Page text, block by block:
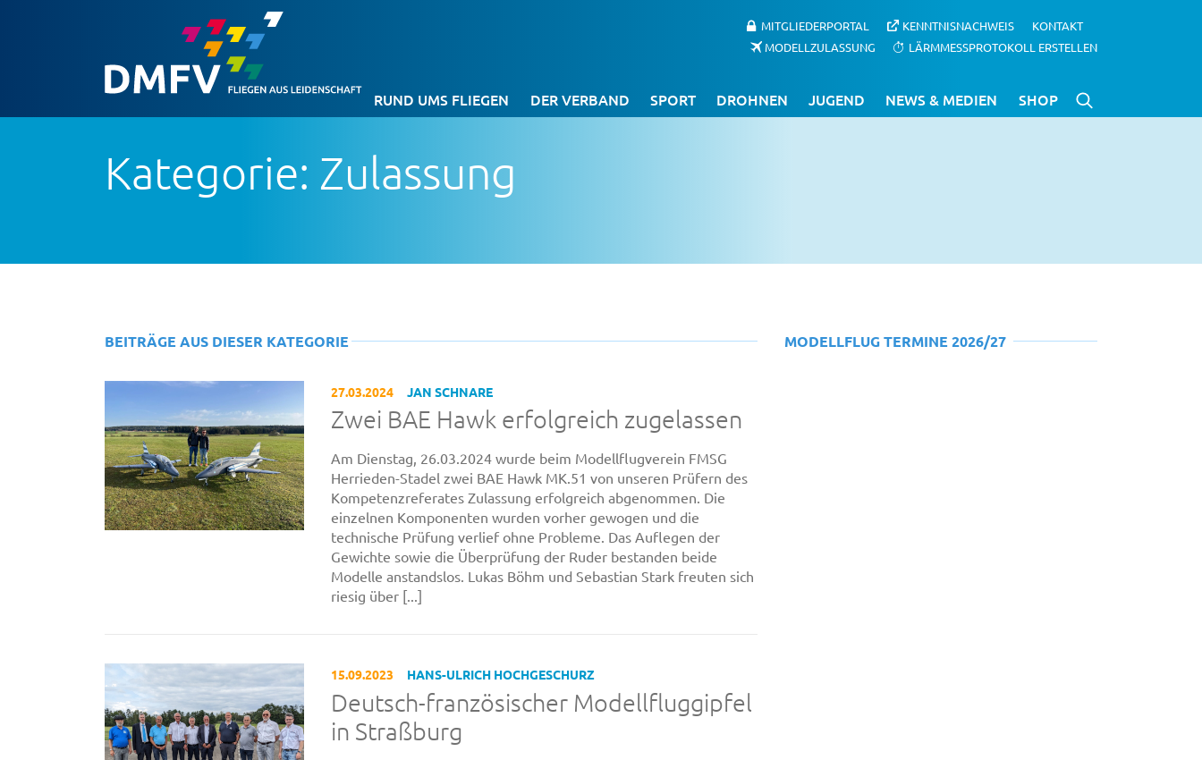
MITGLIEDERPORTAL KENNTNISNACHWEIS
KONTAKT
MODELLZULASSUNG
LÄRMMESSPROTOKOLL ERSTELLEN
RUND UMS FLIEGEN DER VERBAND SPORT DROHNEN JUGEND NEWS & MEDIEN SHOP
Kategorie: Zulassung
BEITRÄGE AUS DIESER KATEGORIE
27.03.2024 JAN SCHNARE
Zwei BAE Hawk erfolgreich zugelassen
Am Dienstag, 26.03.2024 wurde beim Modellflugverein FMSG
Herrieden-Stadel zwei BAE Hawk MK.51 von unseren Prüfern des
Kompetenzreferates Zulassung erfolgreich abgenommen. Die
einzelnen Komponenten wurden vorher gewogen und die
technische Prüfung verlief ohne Probleme. Das Auflegen der
Gewichte sowie die Überprüfung der Ruder bestanden beide
Modelle anstandslos. Lukas Böhm und Sebastian Stark freuten sich
riesig über [...]
15.09.2023 HANS-ULRICH HOCHGESCHURZ
Deutsch-französischer Modellfluggipfel
in Straßburg
MODELLFLUG TERMINE 2026/27